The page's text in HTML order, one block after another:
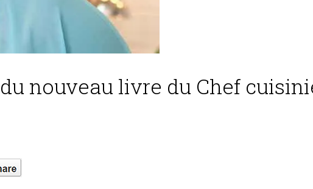
nouveau livre du Chef